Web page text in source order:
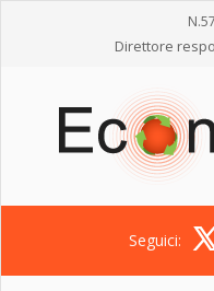
Direttore
Seguici: